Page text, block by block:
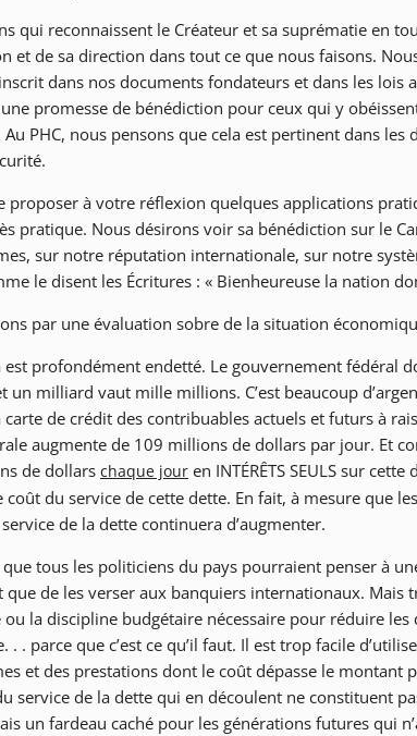
qui reconnaissent le Créateur et sa suprématie en
et de sa direction dans tout ce que nous faisons.
dans nos documents fondateurs et dans les lois
promesse de bénédiction pour ceux qui y
Au PHC, nous pensons que cela est pertinent dans
proposer à votre réflexion quelques applications
pratique. Nous désirons voir sa bénédiction sur le
sur notre réputation internationale, sur notre
le disent les Écritures : « Bienheureuse la nation
par une évaluation sobre de la situation
est profondément endetté. Le gouvernement
un milliard vaut mille millions. C’est beaucoup
carte de crédit des contribuables actuels et futurs à
augmente de 109 millions de dollars par jour. Et
de dollars chaque jour en INTÉRÊTS SEULS sur
coût du service de cette dette. En fait, à mesure que
de la dette continuera d’augmenter.
que tous les politiciens du pays pourraient penser à
de les verser aux banquiers internationaux. Mais
ou la discipline budgétaire nécessaire pour réduire
. . parce que c’est ce qu’il faut. Il est trop facile
et des prestations dont le coût dépasse le montant
service de la dette qui en découlent ne constituent
un fardeau caché pour les générations futures qui